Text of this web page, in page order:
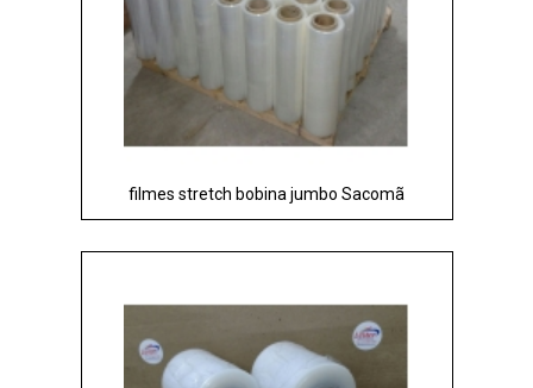
filmes stretch bobina jumbo Sacomã